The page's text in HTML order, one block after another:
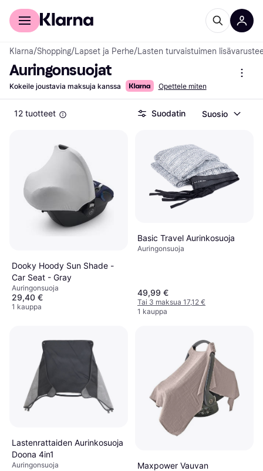
Kuluttajille
Klarna/Shopping/Lapset ja Perhe/Lasten turvaistuimen
Auringonsuojat
Kokeile joustavia maksuja kanssa Opettele miten
12 tuotteet Suodatin Suosio
Dooky Hoody Sun Shade -
Car Seat - Gray
Auringonsuoja
29,40 €
1 kauppa
Basic Travel Aurinkosuoja
Auringonsuoja
49,99 €
Tai 3 maksua 17,12 €
1 kauppa
Lastenrattaiden Aurinkosuoja
Doona 4in1
Auringonsuoja
Maxpower Vauvan